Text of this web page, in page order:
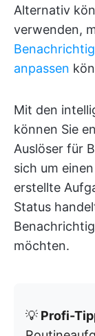
Alternativ
verwenden,
anpassen
Mit den
können Sie
Auslöser für
sich um
erstellte
Status
möchten.
💡 Profi-